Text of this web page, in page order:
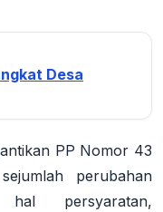
Desa
PP Nomor 43
perubahan
persyaratan,